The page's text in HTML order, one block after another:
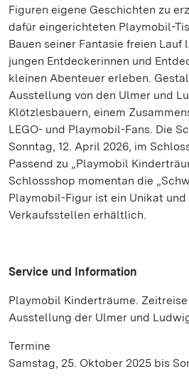
Figuren eigene Geschichten zu
dafür eingerichteten Playmobil-
Bauen seiner Fantasie freien Lauf
jungen Entdeckerinnen und
kleinen Abenteuer erleben.
Ausstellung von den Ulmer und
Klötzlesbauern, einem
LEGO- und Playmobil-Fans. Die
Sonntag, 12. April 2026, im
Passend zu „Playmobil
Schlossshop momentan die
Playmobil-Figur ist ein Unikat und
Verkaufsstellen erhältlich.
Service und Information
Playmobil Kinderträume.
Ausstellung der Ulmer und
Termine
Samstag, 25. Oktober 2025 bis